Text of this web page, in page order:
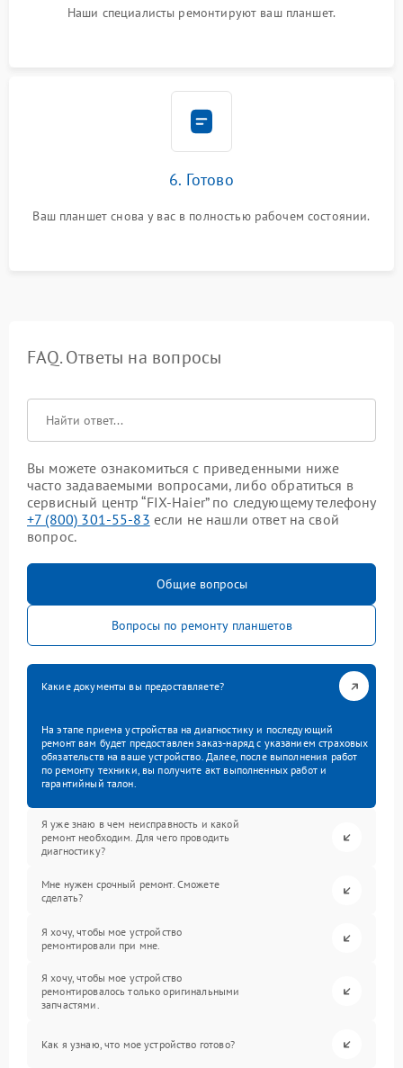
Наши специалисты ремонтируют ваш планшет.
6. Готово
Ваш планшет снова у вас в полностью рабочем состоянии.
FAQ. Ответы на вопросы
Вы можете ознакомиться с приведенными ниже
часто задаваемыми вопросами, либо обратиться в
сервисный центр “FIX-Haier” по следующему телефону
+7 (800) 301-55-83 если не нашли ответ на свой
вопрос.
Общие вопросы
Вопросы по ремонту планшетов
Какие документы вы предоставляете?
На этапе приема устройства на диагностику и последующий
ремонт вам будет предоставлен заказ-наряд с указанием страховых
обязательств на ваше устройство. Далее, после выполнения работ
по ремонту техники, вы получите акт выполненных работ и
гарантийный талон.
Я уже знаю в чем неисправность и какой
ремонт необходим. Для чего проводить
диагностику?
Мне нужен срочный ремонт. Сможете
сделать?
Я хочу, чтобы мое устройство
ремонтировали при мне.
Я хочу, чтобы мое устройство
ремонтировалось только оригинальными
запчастями.
Как я узнаю, что мое устройство готово?